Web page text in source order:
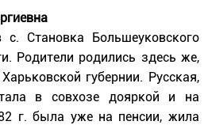
Становка Большеуковского
Родители родились здесь же,
губернии. Русская,
в совхозе дояркой и на
г. была уже на пенсии, жила